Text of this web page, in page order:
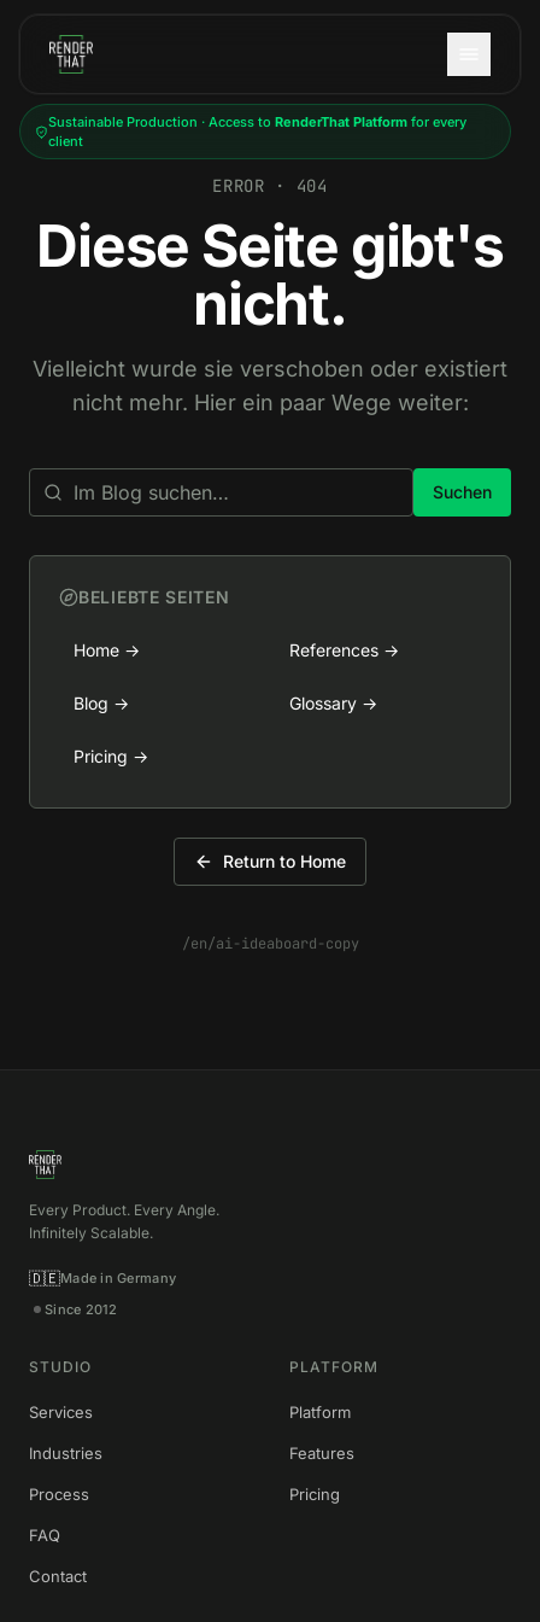
Sustainable Production · Access to RenderThat Platformfor every
client
ERROR · 404
Diese Seite gibt's
nicht.
Vielleicht wurde sie verschoben oder existiert
nicht mehr. Hier ein paar Wege weiter:
Suchen
BELIEBTE SEITEN
Home → References →
Blog → Glossary →
Pricing →
Return to Home
/en/ai-ideaboard-copy
Every Product. Every Angle.
Infinitely Scalable.
🇩🇪Made in Germany
Since 2012
STUDIO
Services
Industries
Process
FAQ
Contact
PLATFORM
Platform
Features
Pricing